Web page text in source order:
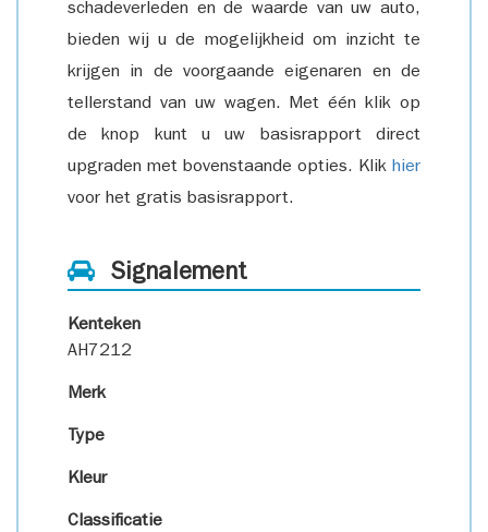
schadeverleden en de waarde van uw auto,
bieden wij u de mogelijkheid om inzicht te
krijgen in de voorgaande eigenaren en de
tellerstand van uw wagen. Met één klik op
de knop kunt u uw basisrapport direct
upgraden met bovenstaande opties. Klik hier
voor het gratis basisrapport.
Signalement
Kenteken
AH7212
Merk
Type
Kleur
Classificatie